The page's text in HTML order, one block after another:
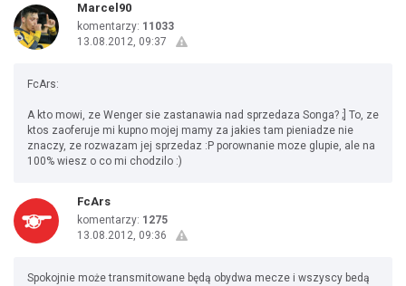
Marcel90
komentarzy: 11033
13.08.2012, 09:37
FcArs:
A kto mowi, ze Wenger sie zastanawia nad sprzedaza Songa? ;] To, ze
ktos zaoferuje mi kupno mojej mamy za jakies tam pieniadze nie
znaczy, ze rozwazam jej sprzedaz :P porownanie moze glupie, ale na
100% wiesz o co mi chodzilo :)
FcArs
komentarzy: 1275
13.08.2012, 09:36
Spokojnie może transmitowane będą obydwa mecze i wszyscy bedą